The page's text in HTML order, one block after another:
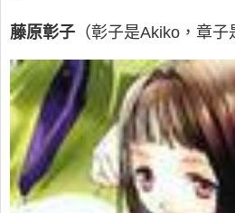
藤原彰子 （彰子是Akiko，章子